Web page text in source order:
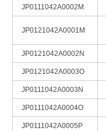
JP0111042A0002M
JP0121042A0001M
JP0121042A0002N
JP0121042A0003O
JP0111042A0003N
JP0111042A0004O
JP0111042A0005P